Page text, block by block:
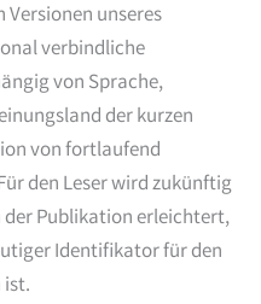
unseres
verbindliche
von Sprache,
der kurzen
von fortlaufend
den Leser wird zukünftig
der Publikation erleichtert,
Identifikator für den